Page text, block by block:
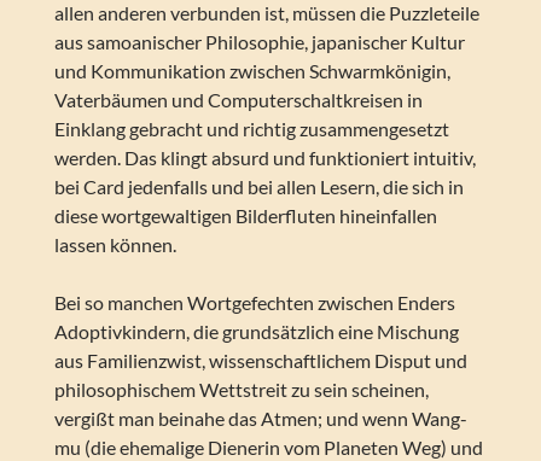
allen anderen verbunden ist, müssen die Puzzleteile
aus samoanischer Philosophie, japanischer Kultur
und Kommunikation zwischen Schwarmkönigin,
Vaterbäumen und Computerschaltkreisen in
Einklang gebracht und richtig zusammengesetzt
werden. Das klingt absurd und funktioniert intuitiv,
bei Card jedenfalls und bei allen Lesern, die sich in
diese wortgewaltigen Bilderfluten hineinfallen
lassen können.
Bei so manchen Wortgefechten zwischen Enders
Adoptivkindern, die grundsätzlich eine Mischung
aus Familienzwist, wissenschaftlichem Disput und
philosophischem Wettstreit zu sein scheinen,
vergißt man beinahe das Atmen; und wenn Wang-
mu (die ehemalige Dienerin vom Planeten Weg) und